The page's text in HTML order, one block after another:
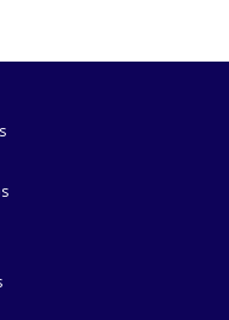
e Sensor Externo
e Sensor Externo
Plataforma